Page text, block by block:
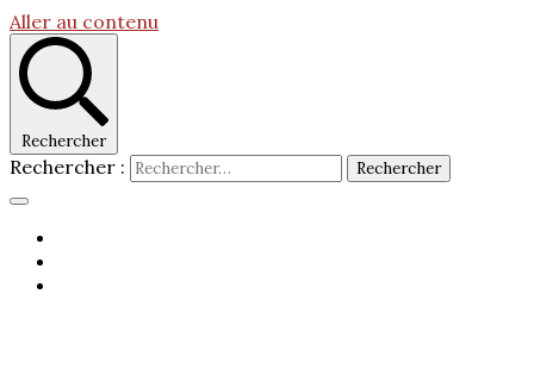
Aller au contenu
Rechercher
Rechercher :